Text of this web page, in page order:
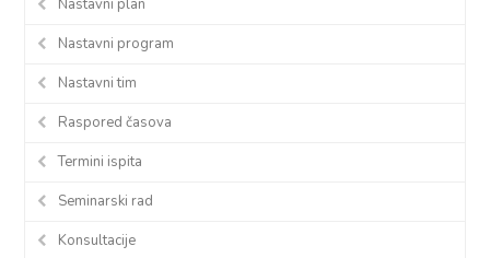
Nastavni plan
Nastavni program
Nastavni tim
Raspored časova
Termini ispita
Seminarski rad
Konsultacije